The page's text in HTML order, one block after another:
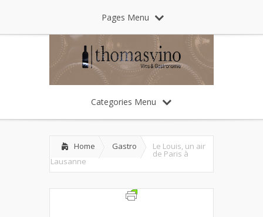
Pages Menu
Categories Menu
Home Gastro Le Louis, un air
de Paris à
Lausanne